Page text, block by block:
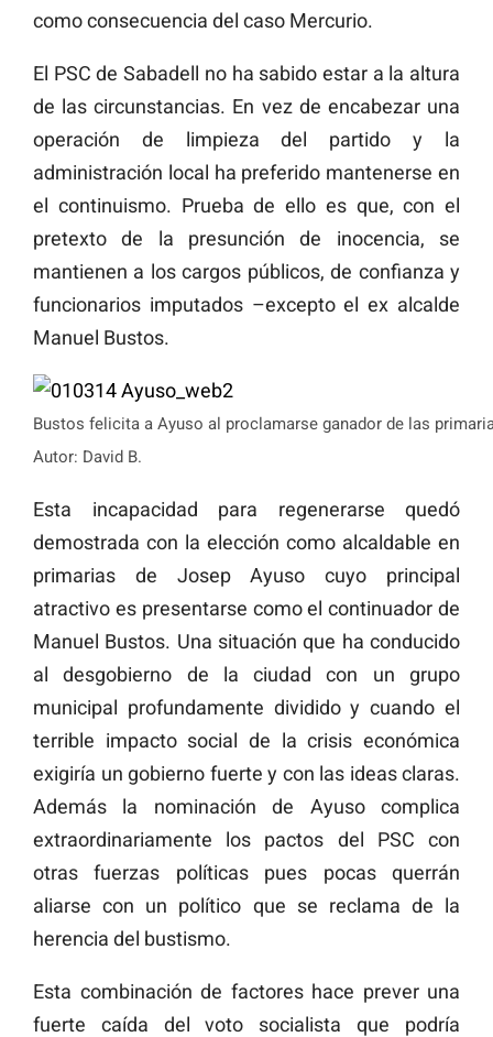
como consecuencia del caso Mercurio.
El PSC de Sabadell no ha sabido estar a la altura
de las circunstancias. En vez de encabezar una
operación de limpieza del partido y la
administración local ha preferido mantenerse en
el continuismo. Prueba de ello es que, con el
pretexto de la presunción de inocencia, se
mantienen a los cargos públicos, de confianza y
funcionarios imputados –excepto el ex alcalde
Manuel Bustos.
Bustos felicita a Ayuso al proclamarse ganador de las
Autor: David B.
Esta incapacidad para regenerarse quedó
demostrada con la elección como alcaldable en
primarias de Josep Ayuso cuyo principal
atractivo es presentarse como el continuador de
Manuel Bustos. Una situación que ha conducido
al desgobierno de la ciudad con un grupo
municipal profundamente dividido y cuando el
terrible impacto social de la crisis económica
exigiría un gobierno fuerte y con las ideas claras.
Además la nominación de Ayuso complica
extraordinariamente los pactos del PSC con
otras fuerzas políticas pues pocas querrán
aliarse con un político que se reclama de la
herencia del bustismo.
Esta combinación de factores hace prever una
fuerte caída del voto socialista que podría